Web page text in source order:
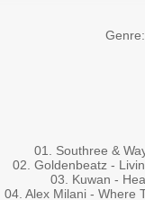
01. Southree &
02. Goldenbeatz -
03. Kuwan -
04. Alex Milani - Where